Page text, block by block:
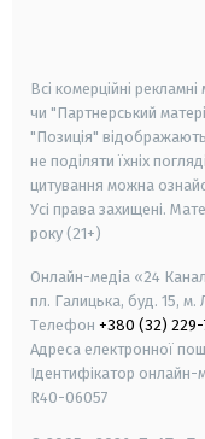
Всі комерційні
чи "Партнерський
"Позиція"
не поділяти їхніх
цитування можна
Усі права захищені.
року (21+)
Онлайн-медіа «24
пл. Галицька, буд. 15, м.
Телефон +380 (32) 229-
Адреса електронної
Ідентифікатор онлайн-
R40-06057